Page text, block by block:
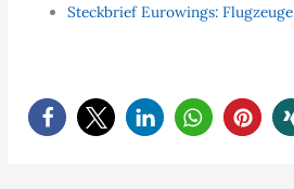
Steckbrief Eurowings: